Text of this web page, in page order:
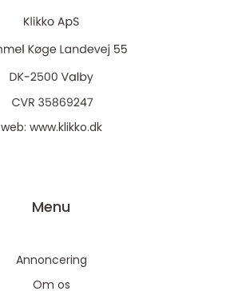
web: www.klikko.dk
Menu
Annoncering
Om os